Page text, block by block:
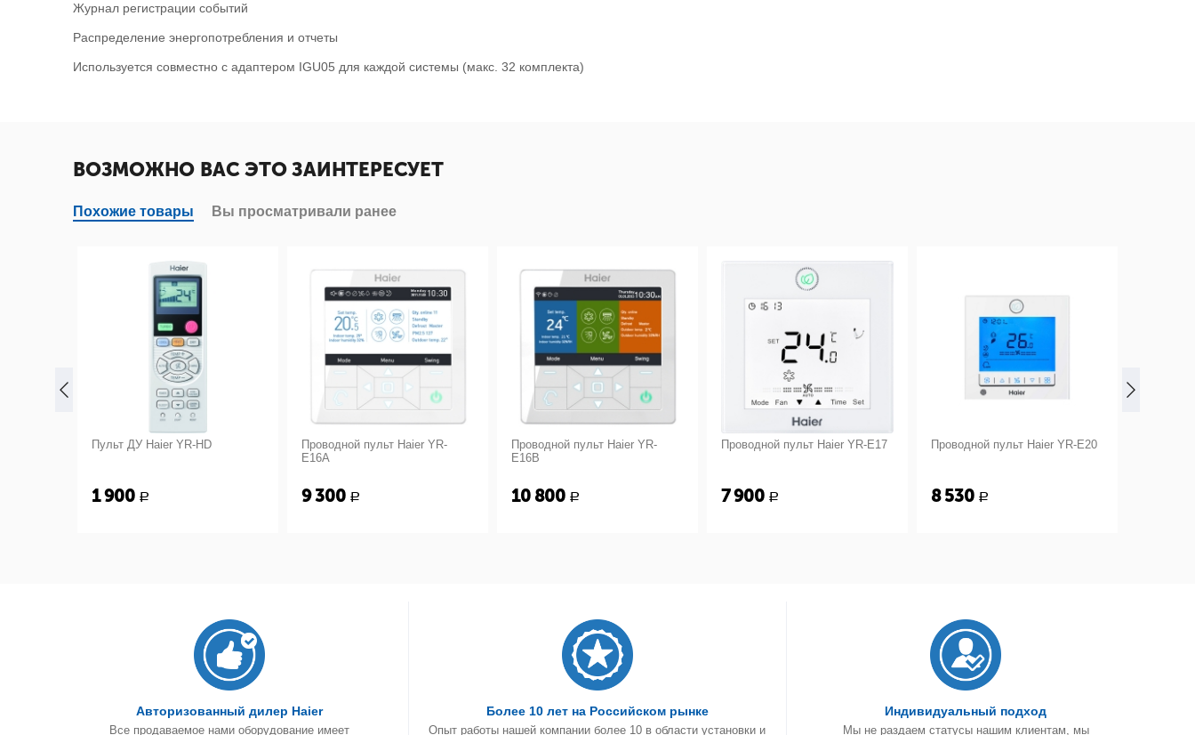
Журнал регистрации событий
Распределение энергопотребления и отчеты
Используется совместно с адаптером IGU05 для каждой системы (макс. 32 комплекта)
ВОЗМОЖНО ВАС ЭТО ЗАИНТЕРЕСУЕТ
Похожие товары Вы просматривали ранее
Пульт ДУ Haier YR-HD
1 900 Р
Проводной пульт Haier YR-
E16A
9 300 Р
Проводной пульт Haier YR-
E16B
10 800 Р
Проводной пульт Haier YR-E17
7 900 Р
Проводной пульт Haier YR-E20
8 530 Р
Авторизованный дилер Haier
Все продаваемое нами оборудование имеет
Более 10 лет на Российском рынке
Опыт работы нашей компании более 10 в области установки и
Индивидуальный подход
Мы не раздаем статусы нашим клиентам, мы